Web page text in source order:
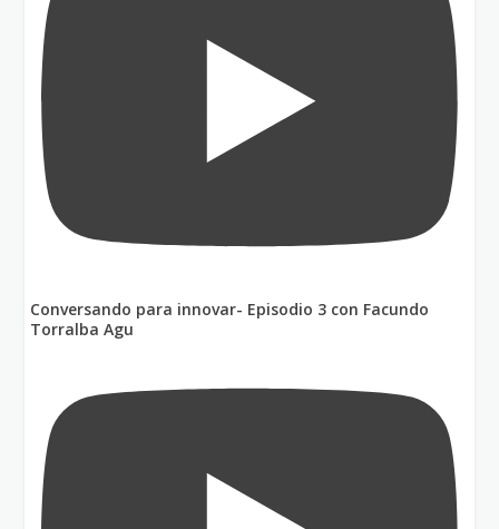
Conversando para innovar- Episodio 3 con Facundo
Torralba Agu